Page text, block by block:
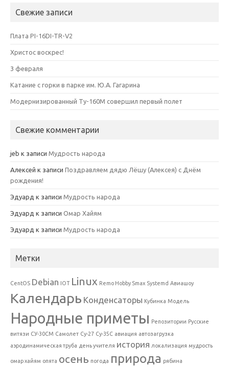
Свежие записи
Плата PI-16DI-TR-V2
Христос воскрес!
3 февраля
Катание с горки в парке им. Ю.А. Гагарина
Модернизированный Ту-160М совершил первый полет
Свежие комментарии
jeb к записи Мудрость народа
Алексей к записи Поздравляем дядю Лёшу (Алексея) с Днём
рождения!
Эдуард к записи Мудрость народа
Эдуард к записи Омар Хайям
Эдуард к записи Мудрость народа
Метки
CentOS Debian IOT Linux Remo Hobby Smax Systemd Авиашоу
Календарь Конденсаторы Кубинка Модель
Народные приметы Репозитории Русские
витязи СУ-30СМ Самолет Су-27 Су-35С авиация автозагрузка
аэродинамическая труба день учителя история локализация мудрость
омар хайям опята осень погода природа рябина